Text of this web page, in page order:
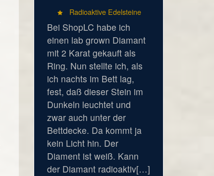
Radioaktive Edelsteine
Bei ShopLC habe ich
einen lab grown Diamant
mit 2 Karat gekauft als
Ring. Nun stellte ich, als
ich nachts im Bett lag,
fest, daß dieser Stein im
Dunkeln leuchtet und
zwar auch unter der
Bettdecke. Da kommt ja
kein Licht hin. Der
Diament ist weiß. Kann
der Diamant radioaktiv[…]